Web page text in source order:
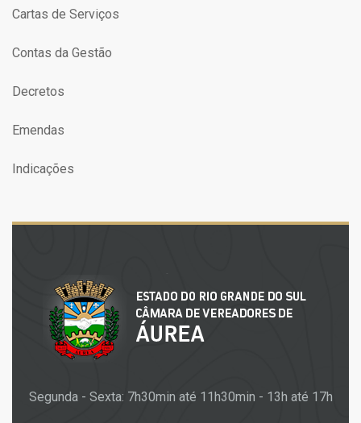
Cartas de Serviços
Contas da Gestão
Decretos
Emendas
Indicações
Segunda - Sexta: 7h30min até 11h30min - 13h até 17h